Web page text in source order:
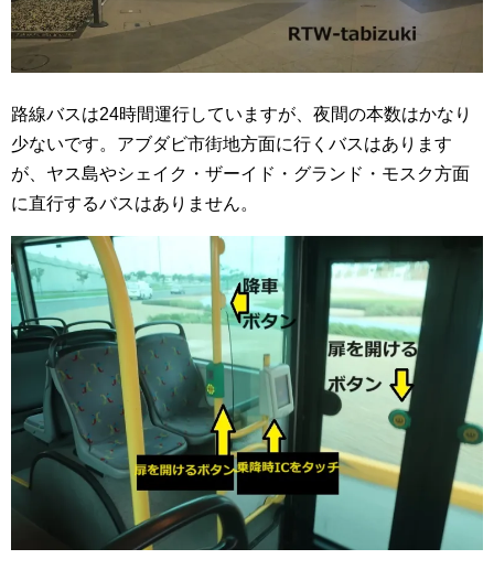
路線バスは24時間運行していますが、夜間の本数はかなり
少ないです。アブダビ市街地方面に行くバスはあります
が、ヤス島やシェイク・ザーイド・グランド・モスク方面
に直行するバスはありません。